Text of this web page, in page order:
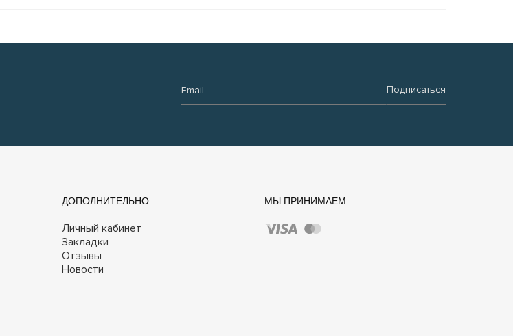
Подписаться
ДОПОЛНИТЕЛЬНО
Личный кабинет
Закладки
Отзывы
Новости
МЫ ПРИНИМАЕМ